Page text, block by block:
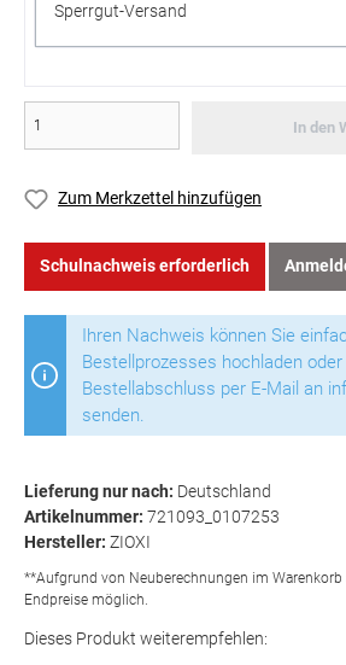
Sperrgut-Versand
In den
Zum Merkzettel hinzufügen
Schulnachweis erforderlich
Ihren Nachweis können Sie
Bestellprozesses hochladen oder
Bestellabschluss per E-Mail an
senden.
Lieferung nur nach: Deutschland
Artikelnummer: 721093_0107253
Hersteller: ZIOXI
**Aufgrund von Neuberechnungen im
Endpreise möglich.
Dieses Produkt weiterempfehlen: